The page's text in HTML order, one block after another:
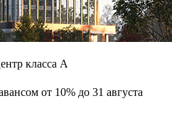
класса А
от 10% до 31 августа